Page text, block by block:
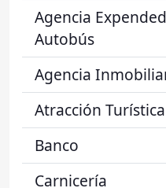
Agencia
Autobús
Agencia
Atracción Turística
Banco
Carnicería